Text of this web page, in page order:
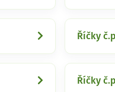
Říčky
Říčky